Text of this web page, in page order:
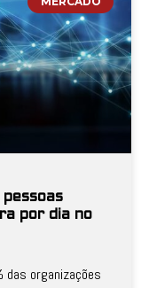
por dia no
das organizações